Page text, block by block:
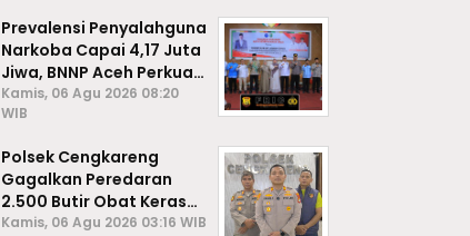
Prevalensi Penyalahguna
Narkoba Capai 4,17 Juta
Jiwa, BNNP Aceh Perkuat
P4GN di Subulussalam
Kamis, 06 Agu 2026 08:20
WIB
Polsek Cengkareng
Gagalkan Peredaran
2.500 Butir Obat Keras
Daftar G, Satu Pengedar
Kamis, 06 Agu 2026 03:16 WIB